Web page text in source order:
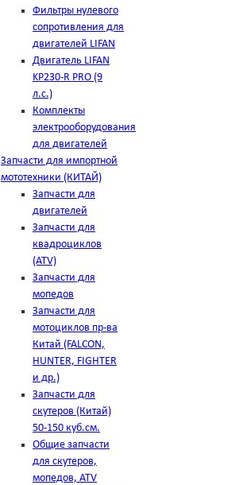
Фильтры нулевого
сопротивления для
двигателей LIFAN
Двигатель LIFAN
KP230-R PRO (9
л.с.)
Комплекты
электрооборудования
для двигателей
Запчасти для импортной
мототехники (КИТАЙ)
Запчасти для
двигателей
Запчасти для
квадроциклов
(ATV)
Запчасти для
мопедов
Запчасти для
мотоциклов пр-ва
Китай (FALCON,
HUNTER, FIGHTER
и др.)
Запчасти для
скутеров (Китай)
50-150 куб.см.
Общие запчасти
для скутеров,
мопедов, ATV